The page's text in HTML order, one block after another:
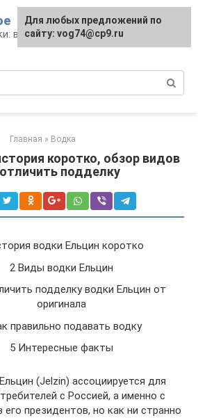
виды, рецепты,
Главная » Водка
коротко, обзор видов
подделку
водки Ельцин коротко
2 Виды водки Ельцин
подделку водки Ельцин от
оригинала
правильно подавать водку
5 Интересные факты
(Jelzin) ассоциируется для
с Россией, а именно с
президентов, но как ни странно
Для любых предложений по
сайту: vog74@cp9.ru